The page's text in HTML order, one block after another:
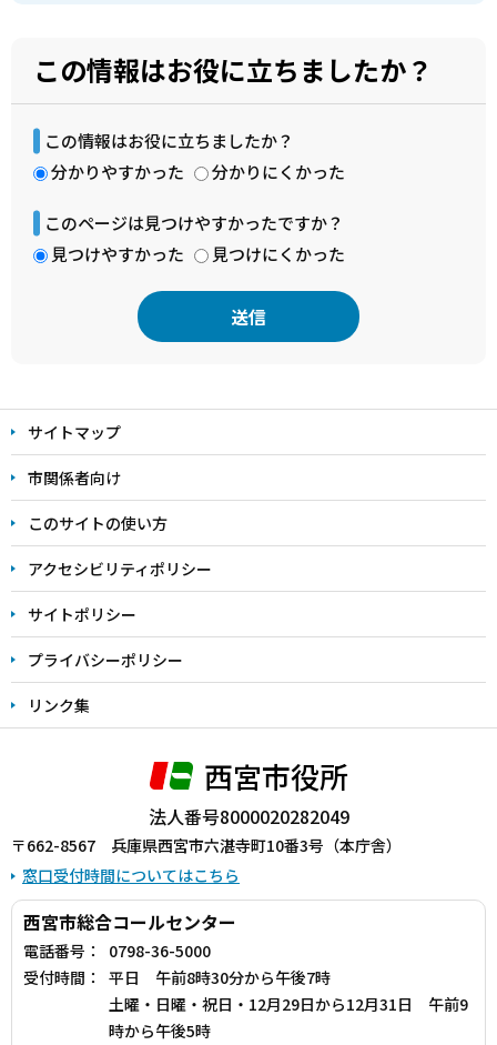
この情報はお役に立ちましたか？
この情報はお役に立ちましたか？
分かりやすかった
分かりにくかった
このページは見つけやすかったですか？
見つけやすかった
見つけにくかった
文
こ
こ
ま
で
サイトマップ
市関係者向け
このサイトの使い方
アクセシビリティポリシー
サイトポリシー
プライバシーポリシー
リンク集
西宮市役所
法人番号8000020282049
〒662-8567 兵庫県西宮市六湛寺町10番3号（本庁舎）
窓口受付時間についてはこちら
西宮市総合コールセンター
電話番号：
0798-36-5000
受付時間：
平日 午前8時30分から午後7時
土曜・日曜・祝日・12月29日から12月31日 午前9
時から午後5時